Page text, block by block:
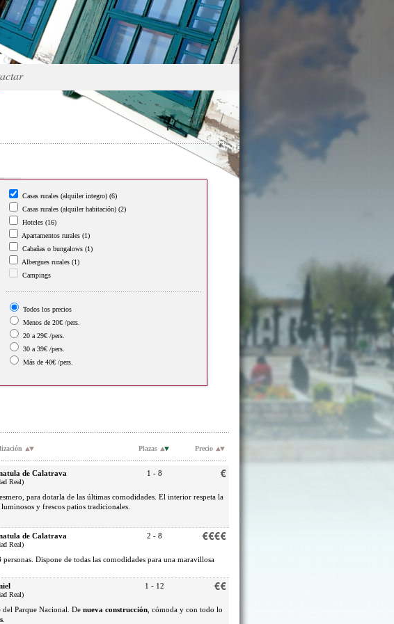
Casas rurales (alquiler integro) (6)
Casas rurales (alquiler habitación) (2)
Hoteles (16)
Apartamentos rurales (1)
Cabañas o bungalows (1)
Albergues rurales (1)
Campings
Todos los precios
Menos de 20€ /pers.
20 a 29€ /pers.
30 a 39€ /pers.
Más de 40€ /pers.
Plazas Precio
de Calatrava
Real)
1 - 8
para dotarla de las últimas comodidades. El interior respeta la
y frescos patios tradicionales.
de Calatrava
Real)
2 - 8
Dispone de todas las comodidades para una maravillosa
Real)
1 - 12
Parque Nacional. De nueva construcción , cómoda y con todo lo